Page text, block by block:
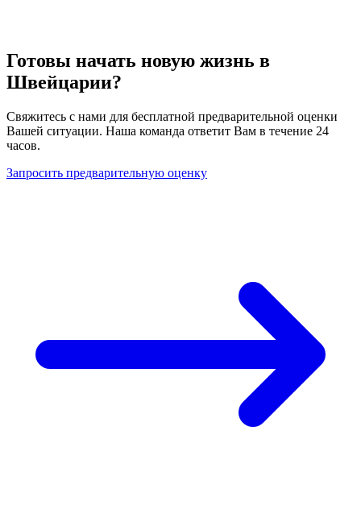
Готовы начать новую жизнь в
Швейцарии?
Свяжитесь с нами для бесплатной предварительной оценки
Вашей ситуации. Наша команда ответит Вам в течение 24
часов.
Запросить предварительную оценку